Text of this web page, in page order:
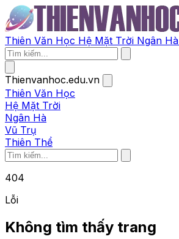
Thiên Văn Học Hệ Mặt Trời Ngân Hà
Thienvanhoc.edu.vn
Thiên Văn Học
Hệ Mặt Trời
Ngân Hà
Vũ Trụ
Thiên Thể
404
Lỗi
Không tìm thấy trang